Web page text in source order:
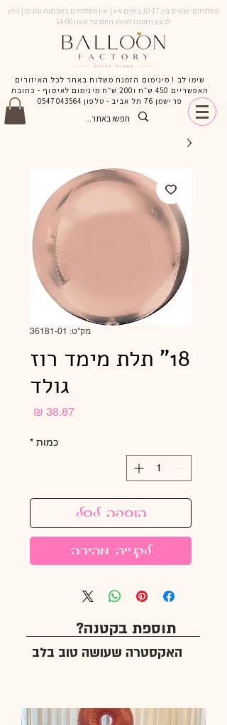
משלוחים יוצאים בין 10-17 בימים א-ו | אין משלוחים בשבתות וחגים | ניתן
לבצע הזמנה לאותו היום עד שעה 14:00
שימו לב ! מינימום הזמנת משלוח באתר לכל האיזורים
האפשריים 450 ש״ח ו200 ש״ח מינימום לאיסוף - כתובת
פרישמן 76 תל אביב - טלפון
0547043564
מק"ט: 36181-01
18" תלת מימד רוז
גולד
כמות *
הוספה לסל
לקנייה מהירה
תוספת בקטנה?
האקסטרה שעושה טוב בלב